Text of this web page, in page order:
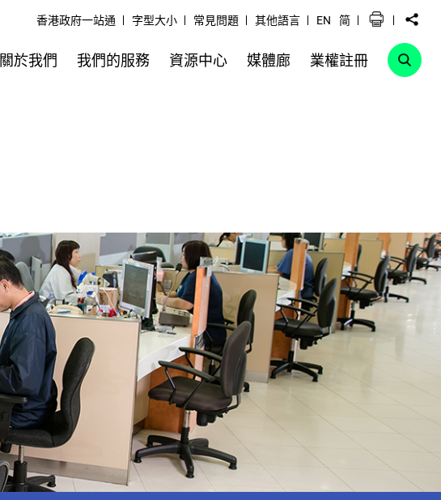
香港政府一站通 字型大小 常見問題 其他語言 EN 简
關於我們 我們的服務 資源中心 媒體廊 業權註冊